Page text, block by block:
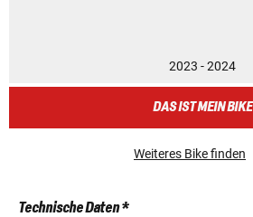
2023 - 2024
DAS IST MEIN BIKE
Weiteres Bike finden
Technische Daten *